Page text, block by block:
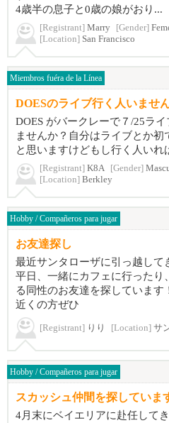
4歳半の息子と0歳の娘がおり...
[Registrant] Marry [Gender]
[Location] San Francisco
Miembros fuéra de la Línea
DOESのライブ行く人いませ
DOES がバークレーで７/25ラ
ませんか？自分はライブとか初
と思いますけどもし行く人いれ
[Registrant] K8A [Gender]
[Location] Berkley
Hobby / Compañeros para jugar
お友達探し
最近サンタローザに引っ越して
平日、一緒にカフェに行ったり
る同性のお友達を探しています
近くの方ぜひ
[Registrant] りり [Location] サ
Hobby / Compañeros para jugar
スカッシュ仲間を探していま
4月末にベイエリアに赴任して